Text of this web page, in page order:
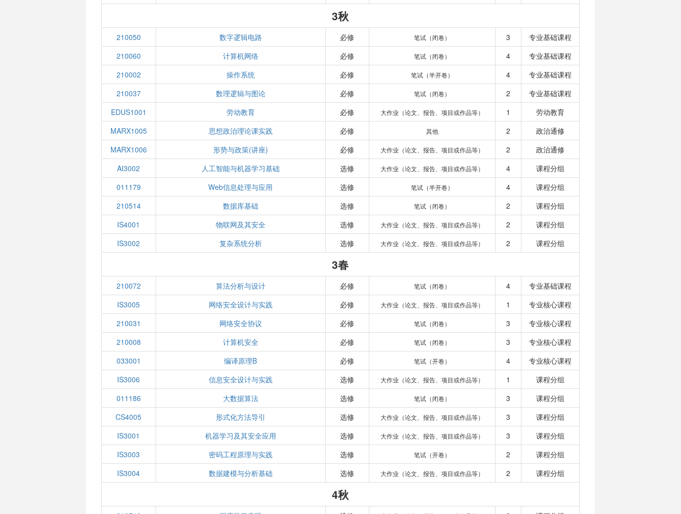
3秋
210050 数字逻辑电路 必修 笔试（闭卷） 3
专业基础课程
210060
计算机网络 必修 笔试（闭卷） 4
专业基础课程
210002
操作系统 必修 笔试（半开卷） 4
专业基础课程
210037
数理逻辑与图论 必修 笔试（闭卷） 2
专业基础课程
EDUS1001
劳动教育 必修 大作业（论文、报告、项目或作品等） 1
劳动教育
MARX1005
思想政治理论课实践 必修 其他 2
政治通修
MARX1006
形势与政策(讲座) 必修 大作业（论文、报告、项目或作品等） 2
政治通修
AI3002
人工智能与机器学习基础 选修 大作业（论文、报告、项目或作品等） 4
课程分组
011179
Web信息处理与应用 选修 笔试（半开卷） 4
课程分组
210514
数据库基础 选修 笔试（闭卷） 2
课程分组
IS4001
物联网及其安全 选修 大作业（论文、报告、项目或作品等） 2
课程分组
IS3002
复杂系统分析 选修 大作业（论文、报告、项目或作品等） 2 课程分组
3春
210072 算法分析与设计 必修 笔试（闭卷） 4
专业基础课程
IS3005
网络安全设计与实践 必修 大作业（论文、报告、项目或作品等） 1
专业核心课程
210031
网络安全协议 必修 笔试（闭卷） 3
专业核心课程
210008
计算机安全 必修 笔试（闭卷） 3
专业核心课程
033001
编译原理B 必修 笔试（开卷） 4
专业核心课程
IS3006
信息安全设计与实践 选修 大作业（论文、报告、项目或作品等） 1
课程分组
011186
大数据算法 选修 笔试（闭卷） 3
课程分组
CS4005
形式化方法导引 选修 大作业（论文、报告、项目或作品等） 3
课程分组
IS3001
机器学习及其安全应用 选修 大作业（论文、报告、项目或作品等） 3
课程分组
IS3003
密码工程原理与实践 选修 笔试（开卷） 2
课程分组
IS3004
数据建模与分析基础 选修 大作业（论文、报告、项目或作品等） 2 课程分组
4秋